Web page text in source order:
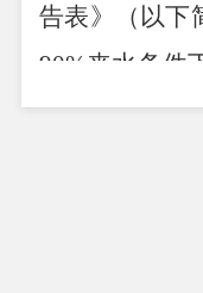
告表》（以下
90% 来水条件
3